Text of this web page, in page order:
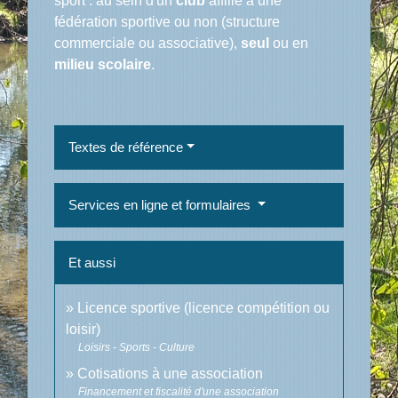
fédération sportive ou non (structure
commerciale ou associative), seul ou en
milieu scolaire.
Textes de référence
Services en ligne et formulaires
Et aussi
Licence sportive (licence compétition ou
loisir)
Loisirs - Sports - Culture
Cotisations à une association
Financement et fiscalité d'une association